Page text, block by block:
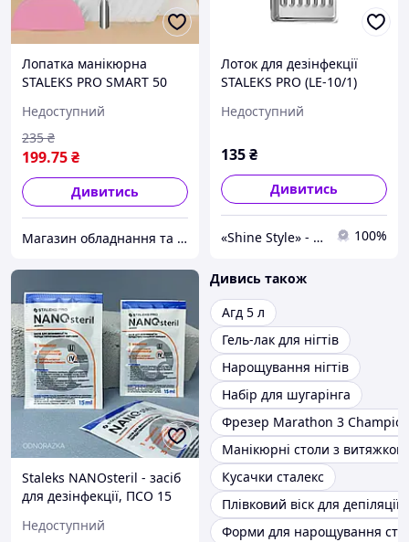
Лопатка манікюрна
STALEKS PRO SMART 50
округлий широкий + піка)
Недоступний
199.75₴
235 ₴
Дивитись
Магазин обладнання та одноразової продукції для салонів краси
Лоток для дезінфекції
STALEKS PRO (LE-10/1)
Недоступний
135₴
Дивитись
«Shine Style» - професійні перукарські інструменти 100%
Staleks NANOsteril - засіб
для дезінфекції, ПСО 15
Недоступний
Дивись також
Агд 5 л
Гель-лак для нігтів
Нарощування нігтів
Набір для шугарінга
Фрезер Marathon 3
Манікюрні столи з витяжкою
Кусачки сталекс
Плівковий віск для депіляції
Форми для нарощування